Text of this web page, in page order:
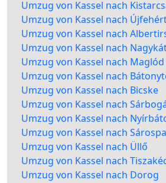
Umzug von Kassel nach
Umzug von Kassel nach
Umzug von Kassel nach
Umzug von Kassel nach
Umzug von Kassel nach Maglód
Umzug von Kassel nach
Umzug von Kassel nach Bicske
Umzug von Kassel nach
Umzug von Kassel nach
Umzug von Kassel nach
Umzug von Kassel nach Üllő
Umzug von Kassel nach
Umzug von Kassel nach Dorog